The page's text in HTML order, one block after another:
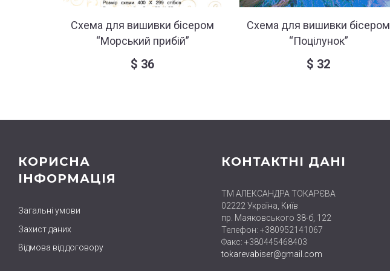
Схема для вишивки бісером
“Морський прибій”
$ 36
Схема для вишивки бісером
“Поцілунок”
$ 32
КОРИСНА
ІНФОРМАЦІЯ
Загальні умови
Захист даних
Відмова від договору
КОНТАКТНІ ДАНІ
ТМ АЛЕКСАНДРА ТОКАРЄВА
02222 Україна, Київ
пр. Маяковського 38-б, 122
Телефон: +380952141067
Факс: +380445468403
tokarevabiser@gmail.com